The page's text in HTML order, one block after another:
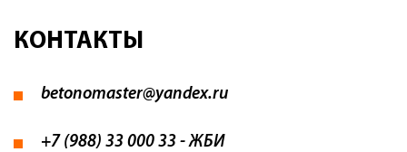
КОНТАКТЫ
betonomaster@yandex.ru
+7 (988) 33 000 33 - ЖБИ